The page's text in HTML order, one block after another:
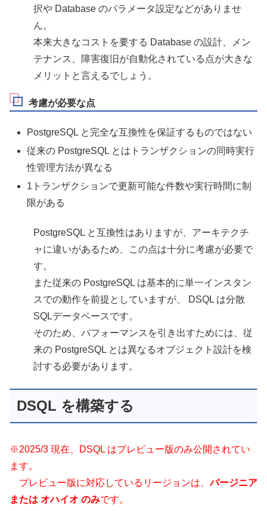
択や Database のパラメータ設定などがありませ
ん。
本来大きなコストを要する Database の設計、メン
テナンス、障害復旧が自動化されている点が大きな
メリットと言えるでしょう。
考慮が必要な点
PostgreSQL と完全な互換性を保証するものではない
従来の PostgreSQL とはトランザクションの同時実行
性管理方法が異なる
1トランザクションで更新可能な件数や実行時間に制
限がある
PostgreSQL と互換性はありますが、アーキテクチ
ャに違いがあるため、この点は十分に考慮が必要で
す。
また従来の PostgreSQL は基本的に単一インスタン
スでの動作を前提としていますが、 DSQL は分散
SQLデータベースです。
そのため、パフォーマンスを引き出すためには、従
来の PostgreSQL とは異なるオブジェクト設計を検
討する必要があります。
DSQL を構築する
※2025/3 現在、DSQL はプレビュー版のみ公開されてい
ます。
プレビュー版に対応しているリージョンは、バージニア
または オハイオ のみです。